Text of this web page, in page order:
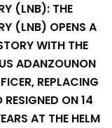
(LNB): THE
(LNB) OPENS A
WITH THE
ADANZOUNON
REPLACING
ON 14
AT THE HELM